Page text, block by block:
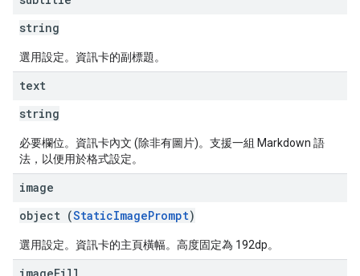
string
選用設定。資訊卡的副標題。
text
string
必要欄位。資訊卡內文 (除非有圖片)。支援一組 Markdown 語
法，以便用於格式設定。
image
object (StaticImagePrompt)
選用設定。資訊卡的主頁橫幅。高度固定為 192dp。